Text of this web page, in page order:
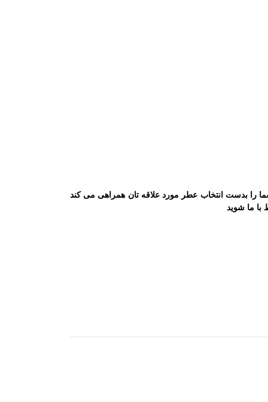
را بدست انتخاب عطر مورد علاقه تان همراهی می کند
با ما شوید